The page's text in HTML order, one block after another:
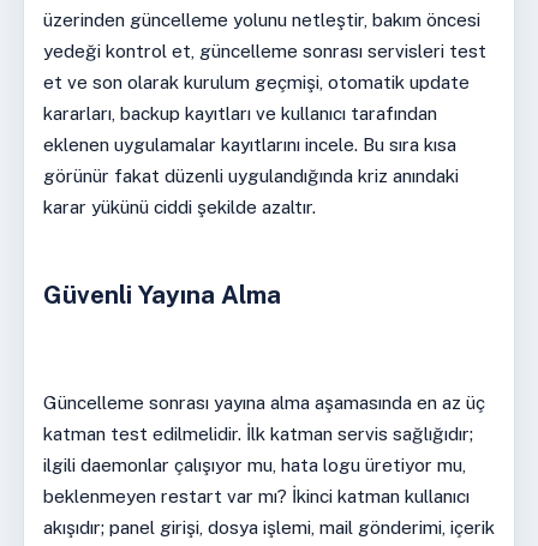
üzerinden güncelleme yolunu netleştir, bakım öncesi
yedeği kontrol et, güncelleme sonrası servisleri test
et ve son olarak kurulum geçmişi, otomatik update
kararları, backup kayıtları ve kullanıcı tarafından
eklenen uygulamalar kayıtlarını incele. Bu sıra kısa
görünür fakat düzenli uygulandığında kriz anındaki
karar yükünü ciddi şekilde azaltır.
Güvenli Yayına Alma
Güncelleme sonrası yayına alma aşamasında en az üç
katman test edilmelidir. İlk katman servis sağlığıdır;
ilgili daemonlar çalışıyor mu, hata logu üretiyor mu,
beklenmeyen restart var mı? İkinci katman kullanıcı
akışıdır; panel girişi, dosya işlemi, mail gönderimi, içerik